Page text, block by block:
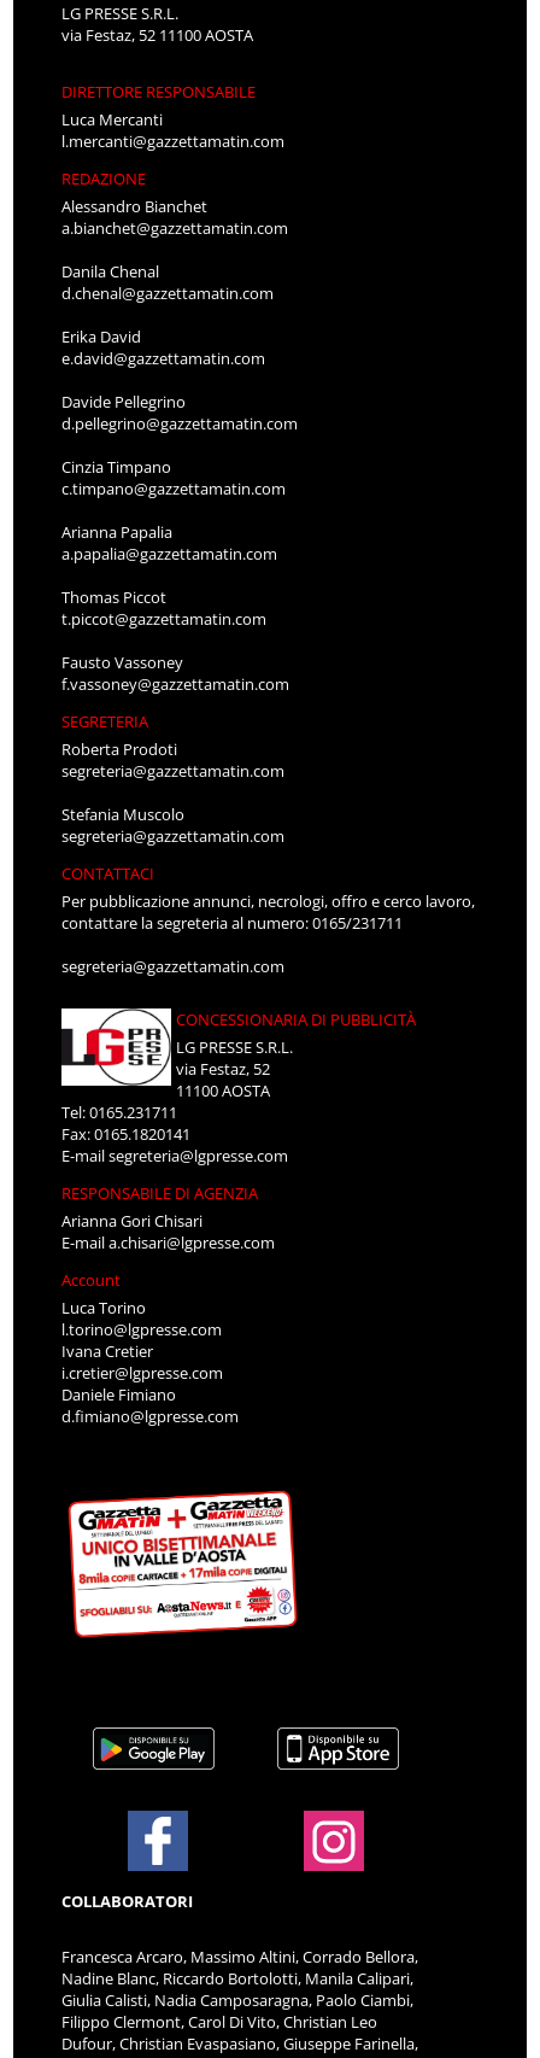
LG PRESSE S.R.L.
via Festaz, 52 11100 AOSTA
DIRETTORE RESPONSABILE
Luca Mercanti
l.mercanti@gazzettamatin.com
REDAZIONE
Alessandro Bianchet
a.bianchet@gazzettamatin.com
Danila Chenal
d.chenal@gazzettamatin.com
Erika David
e.david@gazzettamatin.com
Davide Pellegrino
d.pellegrino@gazzettamatin.com
Cinzia Timpano
c.timpano@gazzettamatin.com
Arianna Papalia
a.papalia@gazzettamatin.com
Thomas Piccot
t.piccot@gazzettamatin.com
Fausto Vassoney
f.vassoney@gazzettamatin.com
SEGRETERIA
Roberta Prodoti
segreteria@gazzettamatin.com
Stefania Muscolo
segreteria@gazzettamatin.com
CONTATTACI
Per pubblicazione annunci, necrologi, offro e cerco lavoro,
contattare la segreteria al numero: 0165/231711
segreteria@gazzettamatin.com
CONCESSIONARIA DI PUBBLICITÀ
LG PRESSE S.R.L.
via Festaz, 52
11100 AOSTA
Tel: 0165.231711
Fax: 0165.1820141
E-mailsegreteria@lgpresse.com
RESPONSABILE DI AGENZIA
Arianna Gori Chisari
E-maila.chisari@lgpresse.com
Account
Luca Torino
l.torino@lgpresse.com
Ivana Cretier
i.cretier@lgpresse.com
Daniele Fimiano
d.fimiano@lgpresse.com
COLLABORATORI
Francesca Arcaro, Massimo Altini, Corrado Bellora,
Nadine Blanc, Riccardo Bortolotti, Manila Calipari,
Giulia Calisti, Nadia Camposaragna, Paolo Ciambi,
Filippo Clermont, Carol Di Vito, Christian Leo
Dufour, Christian Evaspasiano, Giuseppe Farinella,